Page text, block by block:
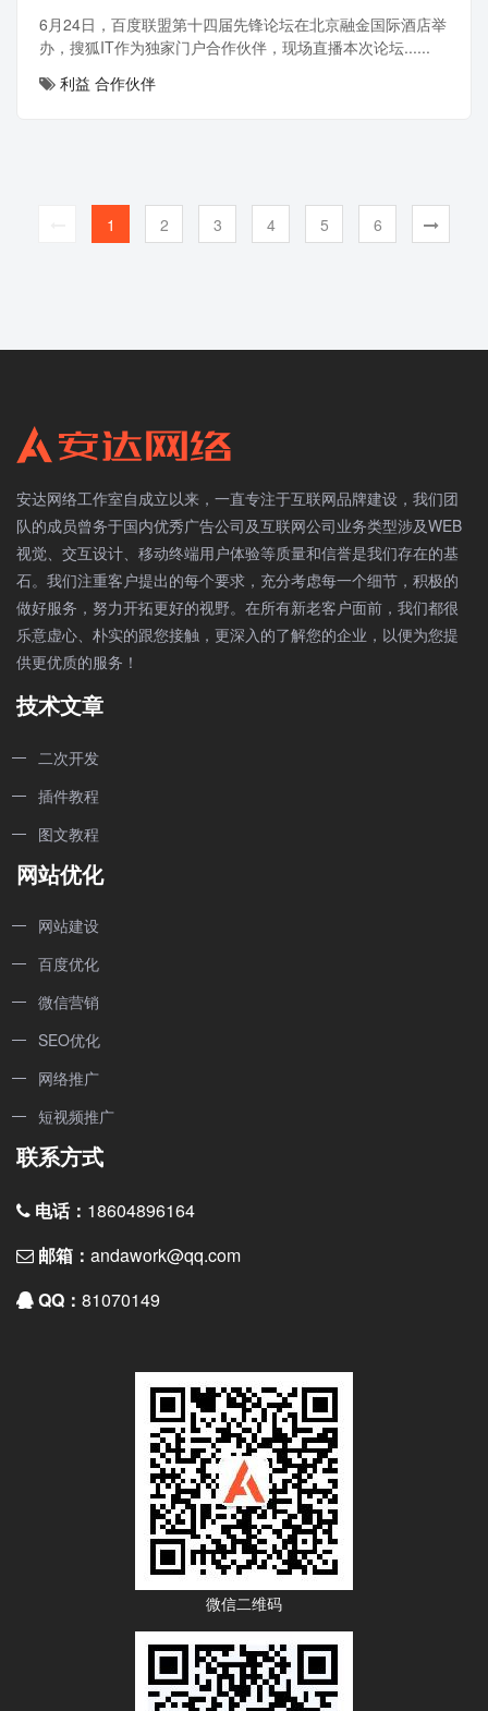
6月24日，百度联盟第十四届先锋论坛在北京融金国际酒店举
办，搜狐IT作为独家门户合作伙伴，现场直播本次论坛......
利益 合作伙伴
1 2 3 4 5 6
安达网络工作室自成立以来，一直专注于互联网品牌建设，我们团
队的成员曾务于国内优秀广告公司及互联网公司业务类型涉及WEB
视觉、交互设计、移动终端用户体验等质量和信誉是我们存在的基
石。我们注重客户提出的每个要求，充分考虑每一个细节，积极的
做好服务，努力开拓更好的视野。在所有新老客户面前，我们都很
乐意虚心、朴实的跟您接触，更深入的了解您的企业，以便为您提
供更优质的服务！
技术文章
二次开发
插件教程
图文教程
网站优化
网站建设
百度优化
微信营销
SEO优化
网络推广
短视频推广
联系方式
电话： 18604896164
邮箱： andawork@qq.com
QQ： 81070149
微信二维码